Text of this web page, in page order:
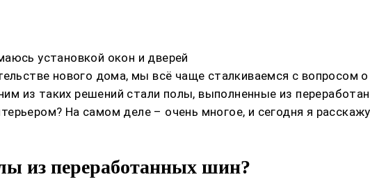
установкой окон и дверей
нового дома, мы всё чаще сталкиваемся с вопросом
из таких решений стали полы, выполненные из
На самом деле – очень многое, и сегодня я
из переработанных шин?